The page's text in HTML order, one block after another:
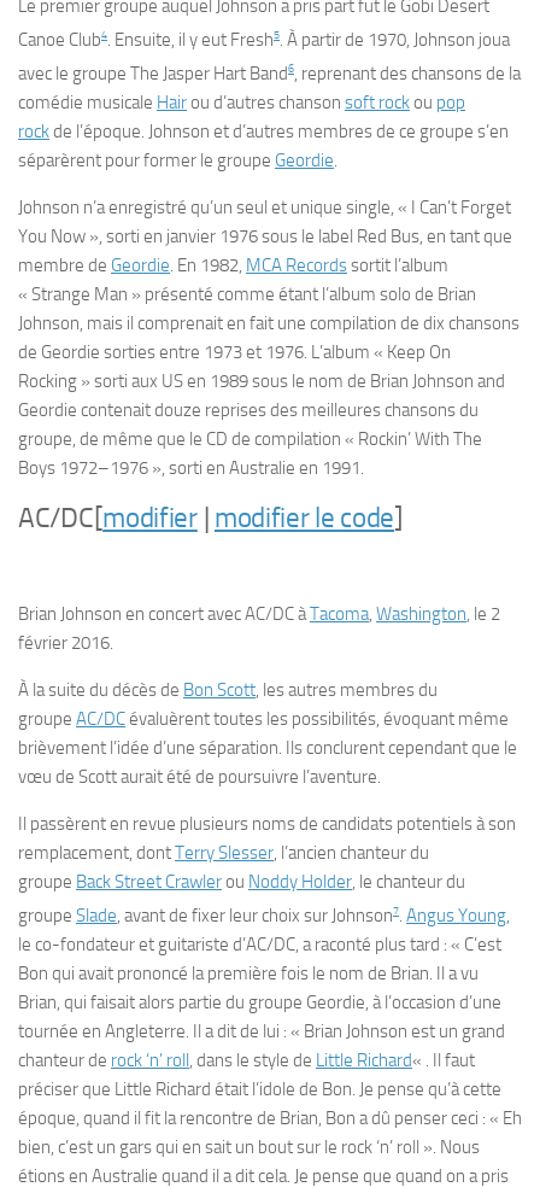
Le premier groupe auquel Johnson a pris part fut le Gobi Desert
Canoe Club4. Ensuite, il y eut Fresh5. À partir de 1970, Johnson joua
avec le groupe The Jasper Hart Band6, reprenant des chansons de la
comédie musicale Hairou d’autres chanson soft rockou pop
rockde l’époque. Johnson et d’autres membres de ce groupe s’en
séparèrent pour former le groupe Geordie.
Johnson n’a enregistré qu’un seul et unique single, « I Can’t Forget
You Now », sorti en janvier 1976 sous le label Red Bus, en tant que
membre de Geordie. En 1982, MCA Recordssortit l’album
« Strange Man » présenté comme étant l’album solo de Brian
Johnson, mais il comprenait en fait une compilation de dix chansons
de Geordie sorties entre 1973 et 1976. L’album « Keep On
Rocking » sorti aux US en 1989 sous le nom de Brian Johnson and
Geordie contenait douze reprises des meilleures chansons du
groupe, de même que le CD de compilation « Rockin’ With The
Boys 1972–1976 », sorti en Australie en 1991.
AC/DC[modifier| modifier le code]
Brian Johnson en concert avec AC/DC àTacoma, Washington, le 2
février 2016.
À la suite du décès de Bon Scott, les autres membres du
groupe AC/DCévaluèrent toutes les possibilités, évoquant même
brièvement l’idée d’une séparation. Ils conclurent cependant que le
vœu de Scott aurait été de poursuivre l’aventure.
Il passèrent en revue plusieurs noms de candidats potentiels à son
remplacement, dontTerry Slesser, l’ancien chanteur du
groupe Back Street Crawlerou Noddy Holder, le chanteur du
groupe Slade, avant de fixer leur choix sur Johnson7. Angus Young,
le co-fondateur et guitariste d’AC/DC, a raconté plus tard : « C’est
Bon qui avait prononcé la première fois le nom de Brian. Il a vu
Brian, qui faisait alors partie du groupe Geordie, à l’occasion d’une
tournée en Angleterre. Il a dit de lui : « Brian Johnson est un grand
chanteur de rock ‘n’ roll, dans le style de Little Richard« . Il faut
préciser que Little Richard était l’idole de Bon. Je pense qu’à cette
époque, quand il fit la rencontre de Brian, Bon a dû penser ceci : « Eh
bien, c’est un gars qui en sait un bout sur le rock ‘n’ roll ». Nous
étions en Australie quand il a dit cela. Je pense que quand on a pris